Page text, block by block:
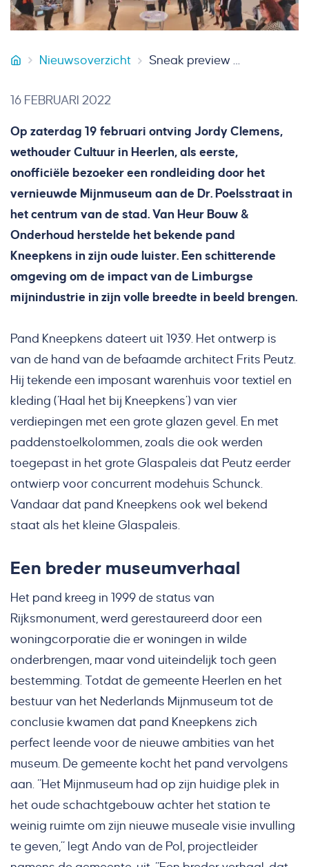
Van Heur Bouw & Onderhoud
Nieuwsoverzicht Sneak preview vernieuwde Mijnmuseum in Heerlen
16 FEBRUARI 2022
Op zaterdag 19 februari ontving Jordy Clemens,
wethouder Cultuur in Heerlen, als eerste,
onofficiële bezoeker een rondleiding door het
vernieuwde Mijnmuseum aan de Dr. Poelsstraat in
het centrum van de stad. Van Heur Bouw &
Onderhoud herstelde het bekende pand
Kneepkens in zijn oude luister. Een schitterende
omgeving om de impact van de Limburgse
mijnindustrie in zijn volle breedte in beeld brengen.
Pand Kneepkens dateert uit 1939. Het ontwerp is
van de hand van de befaamde architect Frits Peutz.
Hij tekende een imposant warenhuis voor textiel en
kleding (‘Haal het bij Kneepkens’) van vier
verdiepingen met een grote glazen gevel. En met
paddenstoelkolommen, zoals die ook werden
toegepast in het grote Glaspaleis dat Peutz eerder
ontwierp voor concurrent modehuis Schunck.
Vandaar dat pand Kneepkens ook wel bekend
staat als het kleine Glaspaleis.
Een breder museumverhaal
Het pand kreeg in 1999 de status van
Rijksmonument, werd gerestaureerd door een
woningcorporatie die er woningen in wilde
onderbrengen, maar vond uiteindelijk toch geen
bestemming. Totdat de gemeente Heerlen en het
bestuur van het Nederlands Mijnmuseum tot de
conclusie kwamen dat pand Kneepkens zich
perfect leende voor de nieuwe ambities van het
museum. De gemeente kocht het pand vervolgens
aan. “Het Mijnmuseum had op zijn huidige plek in
het oude schachtgebouw achter het station te
weinig ruimte om zijn nieuwe museale visie invulling
te geven,” legt Ando van de Pol, projectleider